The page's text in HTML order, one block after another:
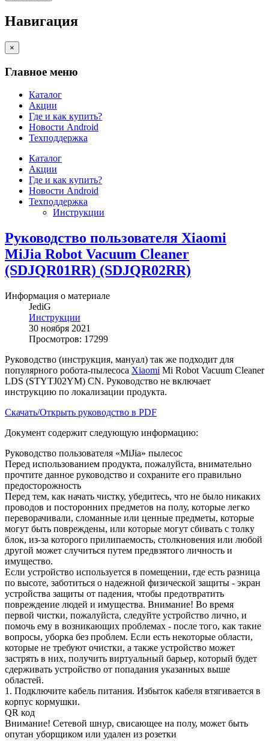
Навигация
×
Главное меню
Каталог
Акции
Где и как купить?
Новости Android
Техподдержка
Каталог
Акции
Где и как купить?
Новости Android
Техподдержка
Инструкции
Руководство пользователя Xiaomi
MiJia Robot Vacuum Cleaner
(SDJQR01RR) (SDJQR02RR)
Информация о материале
JediG
Инструкции
30 ноября 2021
Просмотров: 17299
Руководство (инструкция, мануал) так же подходит для
популярного робота-пылесоса Xiaomi Mi Robot Vacuum Cleaner
LDS (STYTJ02YM) CN. Руководство не включает
инструкцию по локализации продукта.
Скачать/Открыть руководство в PDF
Документ содержит следующую информацию:
Руководство пользователя «MiJia» пылесос
Перед использованием продукта, пожалуйста, внимательно
прочтите данное руководство и сохраните его правильно
предосторожность
Перед тем, как начать чистку, убедитесь, что не было никаких
проводов и посторонних предметов на полу, которые легко
переворачивали, сломанные или ценные предметы, которые
могут быть повреждены, или которые могут сбивать с толку
блок, из-за которого прилипаемость, столкновения или любой
другой может случиться путем предвзятого личность и
имущество.
Если устройство используется в помещении, где есть разница
по высоте, заботиться о надежной физической защиты - экран
устройства защиты от падения, чтобы предотвратить
повреждение людей и имущества. Внимание! Во время
первой чистки, пожалуйста, следуйте устройство лично, и
помочь ему в возникающих проблемах - после того, как такие
вопросы, уборка без проблем. Если есть некоторые области,
которые не требуют очистки, а также устройство может
застрять в них, получить виртуальный барьер, который будет
сдерживать устройство от попадания указанных выше
областей.
1. Подключите кабель питания. Избыток кабеля втягивается в
корпус кормушки.
QR код
Внимание! Сетевой шнур, свисающее на полу, может быть
опутан уборщиком или удален из розетки